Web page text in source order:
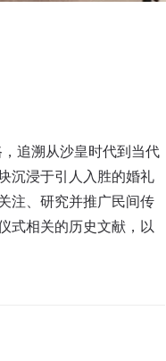
追溯从沙皇时代到当代
沉浸于引人入胜的婚礼
注、研究并推广民间传
式相关的历史文献，以